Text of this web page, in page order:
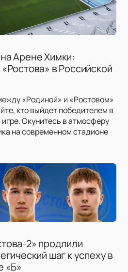
Арене Химки:
в Российской
«Родиной» и «Ростовом»
кто выйдет победителем в
Окунитесь в атмосферу
на современном стадионе
2» продлили
шаг к успеху в
«Б»